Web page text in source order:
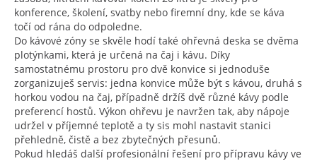
konference, školení, svatby nebo firemní dny, kde se káva
točí od rána do odpoledne.
Do kávové zóny se skvěle hodí také ohřevná deska se dvěma
plotýnkami, která je určená na čaj i kávu. Díky
samostatnému prostoru pro dvě konvice si jednoduše
zorganizuješ servis: jedna konvice může být s kávou, druhá s
horkou vodou na čaj, případně držíš dvě různé kávy podle
preferencí hostů. Výkon ohřevu je navržen tak, aby nápoje
udržel v příjemné teplotě a ty sis mohl nastavit stanici
přehledně, čistě a bez zbytečných přesunů.
Pokud hledáš další profesionální řešení pro přípravu kávy ve